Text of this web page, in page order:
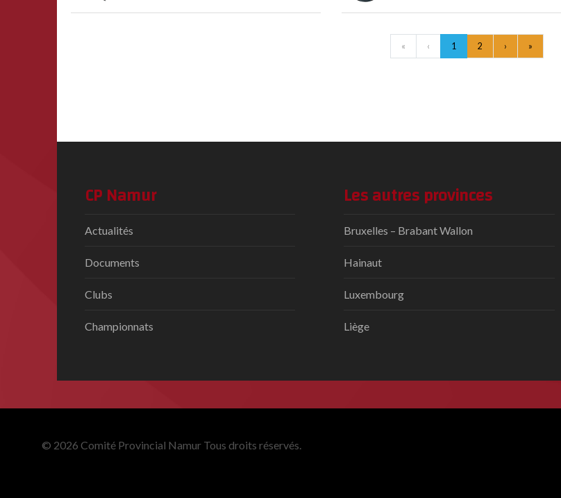
« ‹ 1 2 › »
CP Namur
Actualités
Documents
Clubs
Championnats
Les autres provinces
Bruxelles – Brabant Wallon
Hainaut
Luxembourg
Liège
© 2026 Comité Provincial Namur Tous droits réservés.